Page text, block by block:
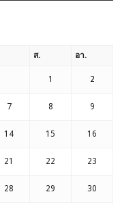
ส. อา.
1 2
7 8 9
14 15 16
21 22 23
28 29 30